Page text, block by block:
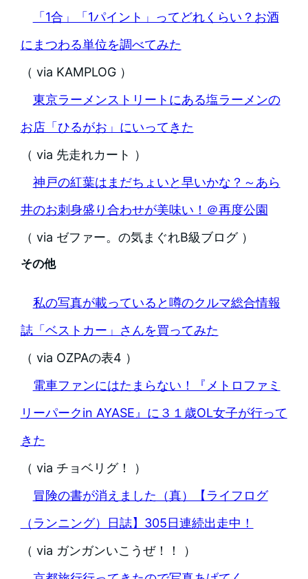
「1合」「1パイント」ってどれくらい？お酒
にまつわる単位を調べてみた
（ via KAMPLOG ）
東京ラーメンストリートにある塩ラーメンの
お店「ひるがお」にいってきた
（ via 先走れカート ）
神戸の紅葉はまだちょいと早いかな？～あら
井のお刺身盛り合わせが美味い！＠再度公園
（ via ゼファー。の気まぐれB級ブログ ）
その他
私の写真が載っていると噂のクルマ総合情報
誌「ベストカー」さんを買ってみた
（ via OZPAの表4 ）
電車ファンにはたまらない！『メトロファミ
リーパークin AYASE』に３１歳OL女子が行って
きた
（ via チョベリグ！ ）
冒険の書が消えました（真）【ライフログ
（ランニング）日誌】305日連続出走中！
（ via ガンガンいこうぜ！！ ）